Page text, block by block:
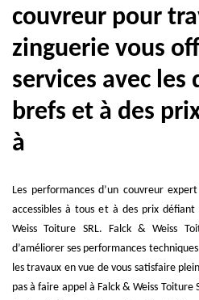
couvreur pour
zinguerie vous
services avec les
brefs et à des
à
Les performances d’un couvreur
accessibles à tous et à des prix
Weiss Toiture SRL. Falck & Weiss
d’améliorer ses performances
les travaux en vue de vous satisfaire
pas à faire appel à Falck & Weiss Toiture